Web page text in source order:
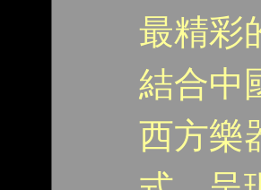
最精彩
結合中
西方樂